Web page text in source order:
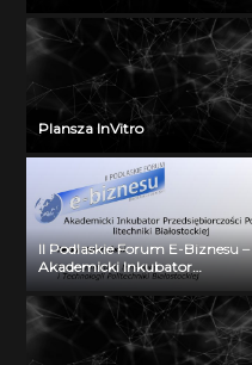
Plansza InVitro
II Podlaskie Forum E-Biznesu –
Akademicki Inkubator
Przedsiębiorczości Politechniki
Białostockiej – Jerzy Muszyński